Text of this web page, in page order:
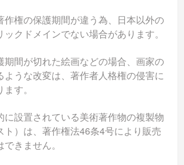
作権の保護期間が違う為、日本以外の
クドメインでない場合があります。
期間が切れた絵画などの場合、画家の
ような改変は、著作者人格権の侵害に
す。
に設置されている美術著作物の複製物
ト）は、著作権法46条4号により販売
きません。